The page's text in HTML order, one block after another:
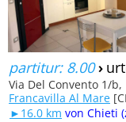
partitur: 8.00›
Via Del Convento 1/b,
Francavilla Al Mare
►16.0 km von Chieti